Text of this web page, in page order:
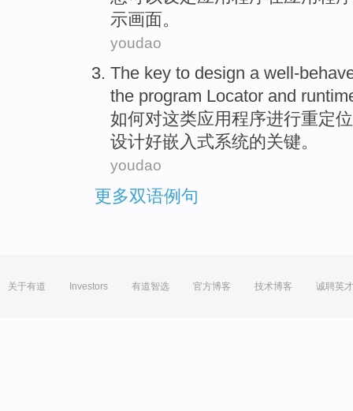
示画面。
youdao
The key to design a well-
the program Locator and
如何对这类应用程序进行重定位
设计好嵌入式系统的关键。
youdao
更多双语例句
关于有道 Investors 有道智选 官方博客 技术博客 诚聘英才